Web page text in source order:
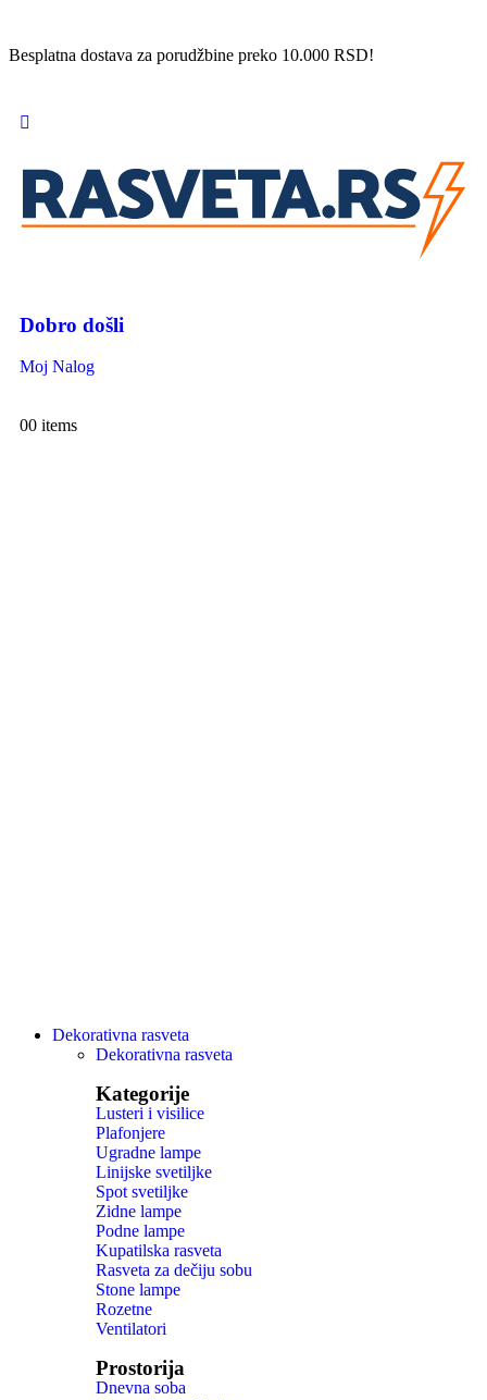
Besplatna dostava za porudžbine preko 10.000 RSD!
Dobro došli
Moj Nalog
00 items
Dekorativna rasveta
Dekorativna rasveta
Kategorije
Lusteri i visilice
Plafonjere
Ugradne lampe
Linijske svetiljke
Spot svetiljke
Zidne lampe
Podne lampe
Kupatilska rasveta
Rasveta za dečiju sobu
Stone lampe
Rozetne
Ventilatori
Prostorija
Dnevna soba